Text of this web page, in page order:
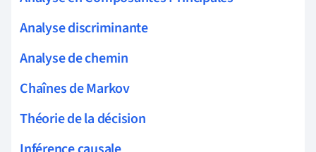
Analyse discriminante
Analyse de chemin
Chaînes de Markov
Théorie de la décision